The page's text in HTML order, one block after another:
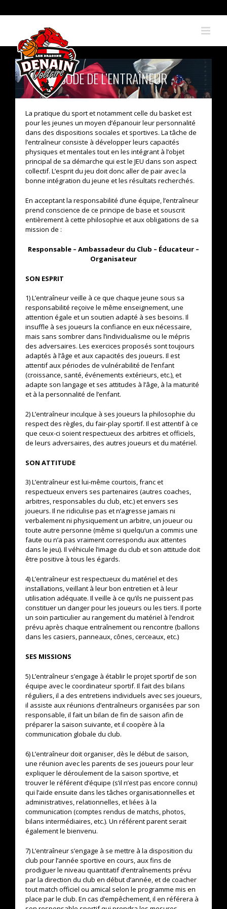
to
CODE DE L’ENTRAÎNEUR
La pratique du sport et notamment celle du basket est
pour les jeunes un moyen d’épanouir leur personnalité
dans des dispositions sociales et sportives. La tâche de
l’entraîneur consiste à développer leurs capacités
physiques et mentales tout en les intégrant à l’objet
principal de sa démarche qui est le JEU dans son aspect
collectif. L’esprit du jeu doit donc aller de pair avec la
bonne intégration du jeune et les résultats recherchés.
En acceptant la responsabilité d’une équipe, l’entraîneur
prend conscience de ce principe de base et souscrit
entièrement à cette philosophie et aux obligations de sa
mission de :
Responsable – Ambassadeur du Club – Éducateur –
Organisateur
SON ESPRIT
1) L’entraîneur veille à ce que chaque jeune sous sa
responsabilité reçoive le même enseignement, une
attention égale et un soutien adapté à ses besoins. Il
insuffle à ses joueurs la confiance en eux nécessaire,
mais sans sombrer dans l’individualisme ou le mépris
des adversaires. Les exercices proposés sont toujours
adaptés à l’âge et aux capacités des joueurs. Il est
attentif aux périodes de vulnérabilité de l’enfant
(croissance, santé, événements extérieurs, etc.), et
adapte son langage et ses attitudes à l’âge, à la maturité
et à la personnalité de l’enfant.
2) L’entraîneur inculque à ses joueurs la philosophie du
respect des règles, du fair-play sportif. Il est attentif à ce
que ceux-ci soient respectueux des arbitres et officiels,
de leurs adversaires, des autres joueurs et du matériel.
SON ATTITUDE
3) L’entraîneur est lui-même courtois, franc et
respectueux envers ses partenaires (autres coaches,
arbitres, responsables du club, etc.) et envers ses
joueurs. Il ne ridiculise pas et n’agresse jamais ni
verbalement ni physiquement un arbitre, un joueur ou
toute autre personne (même si quelqu’un a commis une
faute ou n’a pas vraiment correspondu aux attentes
dans le jeu). Il véhicule l’image du club et son attitude doit
être positive à tous les égards.
4) L’entraîneur est respectueux du matériel et des
installations, veillant à leur bon entretien et à leur
utilisation adéquate. Il veille à ce qu’ils ne puissent pas
constituer un danger pour les joueurs ou les tiers. Il porte
un soin particulier au rangement du matériel à l’endroit
prévu après chaque entraînement ou rencontre (ballons
dans les casiers, panneaux, cônes, cerceaux, etc.)
SES MISSIONS
5) L’entraîneur s’engage à établir le projet sportif de son
équipe avec le coordinateur sportif. Il fait des bilans
réguliers, il a des entretiens individuels avec ses joueurs,
il assiste aux réunions d’entraîneurs organisées par son
responsable, il fait un bilan de fin de saison afin de
préparer la saison suivante, et il coopère à la
communication globale du club.
6) L’entraîneur doit organiser, dès le début de saison,
une réunion avec les parents de ses joueurs pour leur
expliquer le déroulement de la saison sportive, et
trouver le référent d’équipe (s’il n’est pas encore connu)
qui l’aide ensuite dans les tâches organisationnelles et
administratives, relationnelles, et liées à la
communication (comptes rendus de matchs, photos,
bilans intermédiaires, etc.). Un référent parent serait
également le bienvenu.
7) L’entraîneur s’engage à se mettre à la disposition du
club pour l’année sportive en cours, aux fins de
prodiguer le niveau quantitatif d’entraînements prévu
par la direction du club en début d’année, et de coacher
tout match officiel ou amical selon le programme mis en
place par le club. En cas d’empêchement, il en référera à